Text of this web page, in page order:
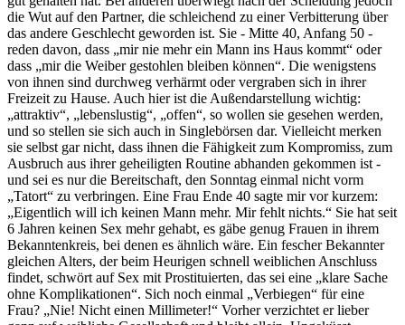
die Wut auf den Partner, die schleichend zu einer Verbitterung über
das andere Geschlecht geworden ist. Sie - Mitte 40, Anfang 50 -
reden davon, dass „mir nie mehr ein Mann ins Haus kommt“ oder
dass „mir die Weiber gestohlen bleiben können“. Die wenigstens
von ihnen sind durchweg verhärmt oder vergraben sich in ihrer
Freizeit zu Hause. Auch hier ist die Außendarstellung wichtig:
„attraktiv“, „lebenslustig“, „offen“, so wollen sie gesehen werden,
und so stellen sie sich auch in Singlebörsen dar. Vielleicht merken
sie selbst gar nicht, dass ihnen die Fähigkeit zum Kompromiss, zum
Ausbruch aus ihrer geheiligten Routine abhanden gekommen ist -
und sei es nur die Bereitschaft, den Sonntag einmal nicht vorm
„Tatort“ zu verbringen. Eine Frau Ende 40 sagte mir vor kurzem:
„Eigentlich will ich keinen Mann mehr. Mir fehlt nichts.“ Sie hat seit
6 Jahren keinen Sex mehr gehabt, es gäbe genug Frauen in ihrem
Bekanntenkreis, bei denen es ähnlich wäre. Ein fescher Bekannter
gleichen Alters, der beim Heurigen schnell weiblichen Anschluss
findet, schwört auf Sex mit Prostituierten, das sei eine „klare Sache
ohne Komplikationen“. Sich noch einmal „Verbiegen“ für eine
Frau? „Nie! Nicht einen Millimeter!“ Vorher verzichtet er lieber